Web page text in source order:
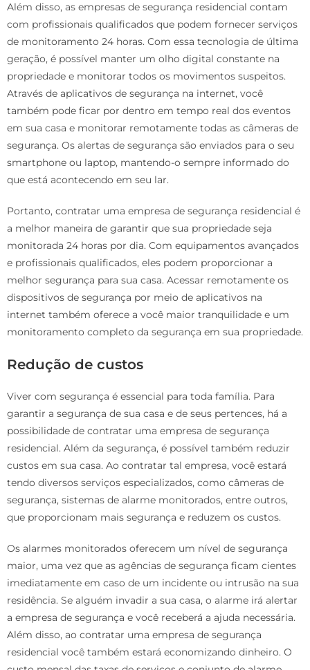
Além disso, as empresas de segurança residencial contam
com profissionais qualificados que podem fornecer serviços
de monitoramento 24 horas. Com essa tecnologia de última
geração, é possível manter um olho digital constante na
propriedade e monitorar todos os movimentos suspeitos.
Através de aplicativos de segurança na internet, você
também pode ficar por dentro em tempo real dos eventos
em sua casa e monitorar remotamente todas as câmeras de
segurança. Os alertas de segurança são enviados para o seu
smartphone ou laptop, mantendo-o sempre informado do
que está acontecendo em seu lar.
Portanto, contratar uma empresa de segurança residencial é
a melhor maneira de garantir que sua propriedade seja
monitorada 24 horas por dia. Com equipamentos avançados
e profissionais qualificados, eles podem proporcionar a
melhor segurança para sua casa. Acessar remotamente os
dispositivos de segurança por meio de aplicativos na
internet também oferece a você maior tranquilidade e um
monitoramento completo da segurança em sua propriedade.
Redução de custos
Viver com segurança é essencial para toda família. Para
garantir a segurança de sua casa e de seus pertences, há a
possibilidade de contratar uma empresa de segurança
residencial. Além da segurança, é possível também reduzir
custos em sua casa. Ao contratar tal empresa, você estará
tendo diversos serviços especializados, como câmeras de
segurança, sistemas de alarme monitorados, entre outros,
que proporcionam mais segurança e reduzem os custos.
Os alarmes monitorados oferecem um nível de segurança
maior, uma vez que as agências de segurança ficam cientes
imediatamente em caso de um incidente ou intrusão na sua
residência. Se alguém invadir a sua casa, o alarme irá alertar
a empresa de segurança e você receberá a ajuda necessária.
Além disso, ao contratar uma empresa de segurança
residencial você também estará economizando dinheiro. O